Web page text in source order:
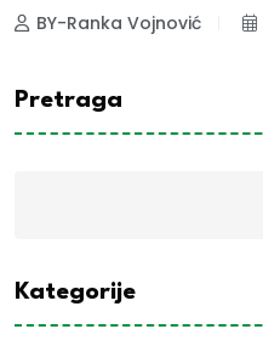
BY-Ranka Vojnović
Pretraga
Kategorije